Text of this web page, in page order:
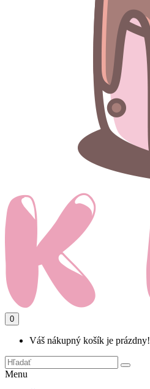
0
Váš nákupný košík je prázdny!
Menu